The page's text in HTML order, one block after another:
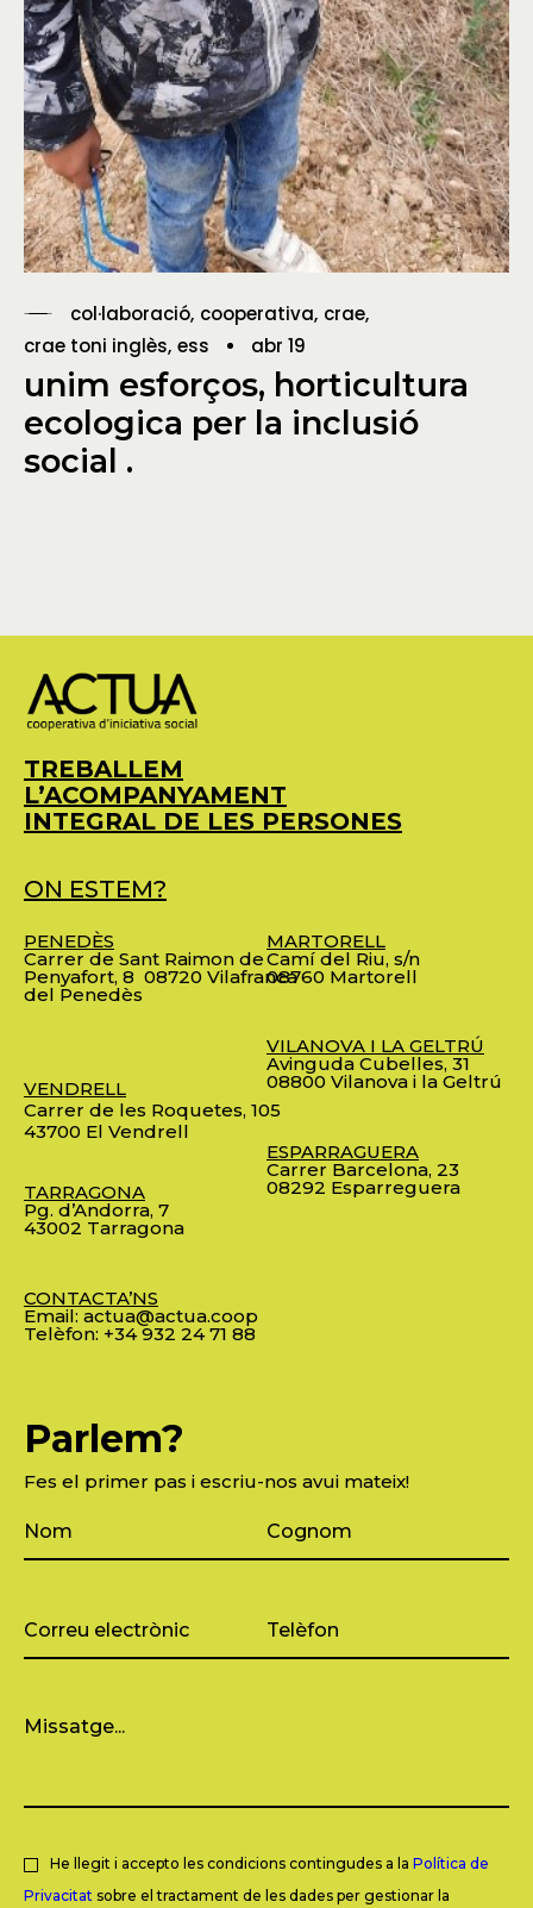
col·laboració cooperativa crae
crae toni inglès ess abr 19
unim esforços, horticultura
ecologica per la inclusió
social .
TREBALLEM
L’ACOMPANYAMENT
INTEGRAL DE LES PERSONES
ON ESTEM?
PENEDÈS
Carrer de Sant Raimon de
Penyafort, 8 08720 Vilafranca
del Penedès
VENDRELL
Carrer de les Roquetes, 105
43700 El Vendrell
TARRAGONA
Pg. d’Andorra, 7
43002 Tarragona
CONTACTA’NS
Email: actua@actua.coop
Telèfon: +34 932 24 71 88
MARTORELL
Camí del Riu, s/n
08760 Martorell
VILANOVA I LA GELTRÚ
Avinguda Cubelles, 31
08800 Vilanova i la Geltrú
ESPARRAGUERA
Carrer Barcelona, 23
08292 Esparreguera
Parlem?
Fes el primer pas i escriu-nos avui mateix!
He llegit i accepto les condicions contingudes a la Política de
Privacitat sobre el tractament de les dades per gestionar la